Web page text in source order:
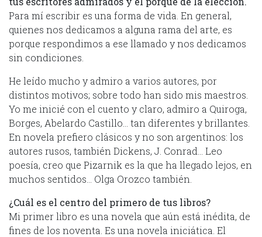
Para mí escribir es una forma de vida. En general,
quienes nos dedicamos a alguna rama del arte, es
porque respondimos a ese llamado y nos dedicamos
sin condiciones.
He leído mucho y admiro a varios autores, por
distintos motivos; sobre todo han sido mis maestros.
Yo me inicié con el cuento y claro, admiro a Quiroga,
Borges, Abelardo Castillo… tan diferentes y brillantes.
En novela prefiero clásicos y no son argentinos: los
autores rusos, también Dickens, J. Conrad… Leo
poesía, creo que Pizarnik es la que ha llegado lejos, en
muchos sentidos… Olga Orozco también.
¿Cuál es el centro del primero de tus libros?
Mi primer libro es una novela que aún está inédita, de
fines de los noventa. Es una novela iniciática. El